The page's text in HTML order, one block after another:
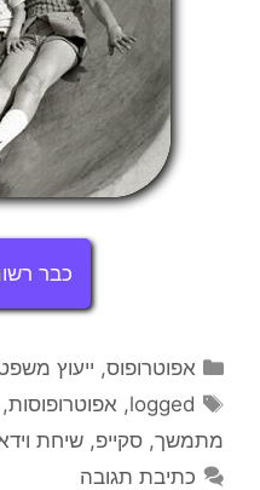
כבר
קטגוריות
אפוטרופוס, ייעוץ
תגיות
logged
, אפוטרופוסות,
מתמשך, סקייפ, שיחת
כתיבת תגובה